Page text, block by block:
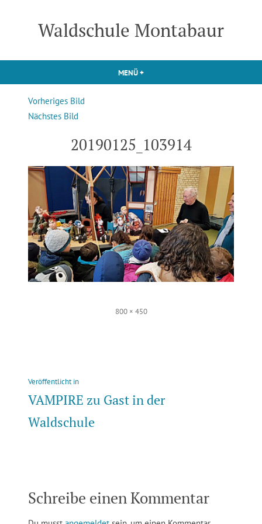
Waldschule Montabaur
MENÜ+
Vorheriges Bild
Nächstes Bild
20190125_103914
Volle
800 × 450
Beitragsnavigation
Veröffentlicht in
VAMPIRE zu Gast in der
Waldschule
Schreibe einen Kommentar